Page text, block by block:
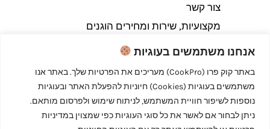
אנחנו משתמשים בעוגיות
באתר קוק פרו (CookPro) מעריכים את הפרטיות שלך. באתר אנו
משתמשים בעוגיות (Cookies) חיוניות להפעלת האתר ובעוגיות
נוספות לשיפור חוויית המשתמש, לניתוח שימוש ולפרסום מותאם.
ניתן לבחור אם לאשר את כל סוגי העוגיות כפי שמצוין במדיניות
צור קשר
מקצועיות, שירות ומחירים הוגנים
Copyright © 2026 קוק פרו - לבשל כמו מקצוענים